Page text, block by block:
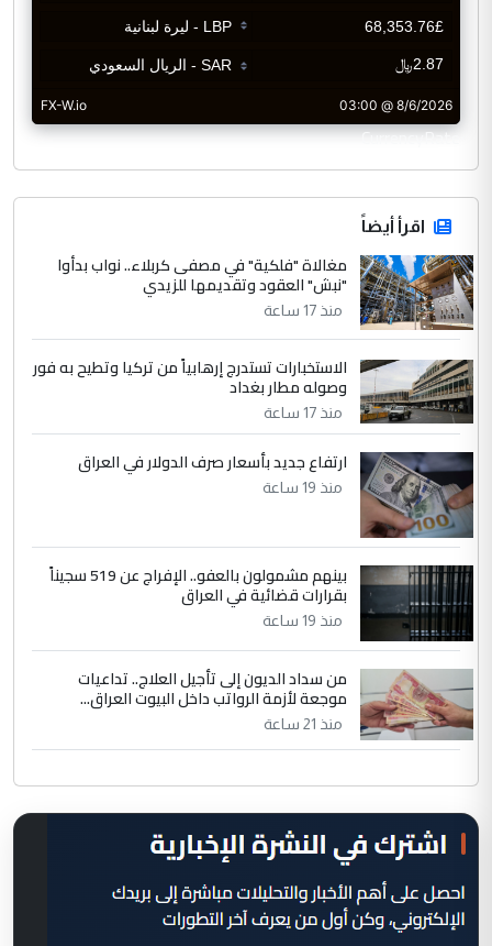
CurrencyRate
اقرأ أيضاً
مغالاة "فلكية" في مصفى كربلاء.. نواب بدأوا
"نبش" العقود وتقديمها للزيدي
منذ 17 ساعة
الاستخبارات تستدرج إرهابياً من تركيا وتطيح به فور
وصوله مطار بغداد
منذ 17 ساعة
ارتفاع جديد بأسعار صرف الدولار في العراق
منذ 19 ساعة
بينهم مشمولون بالعفو.. الإفراج عن 519 سجيناً
بقرارات قضائية في العراق
منذ 19 ساعة
من سداد الديون إلى تأجيل العلاج.. تداعيات
موجعة لأزمة الرواتب داخل البيوت العراق...
منذ 21 ساعة